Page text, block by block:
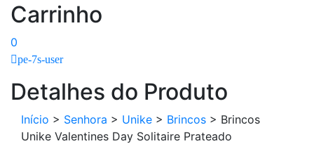
Carrinho
0
pe-7s-user
Detalhes do Produto
Início > Senhora > Unike > Brincos > Brincos
Unike Valentines Day Solitaire Prateado